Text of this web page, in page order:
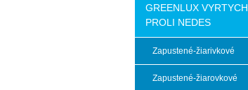
GREENLUX VYRTYCH
PROLI NEDES
Zapustené-žiarivkové
Zapustené-žiarovkové